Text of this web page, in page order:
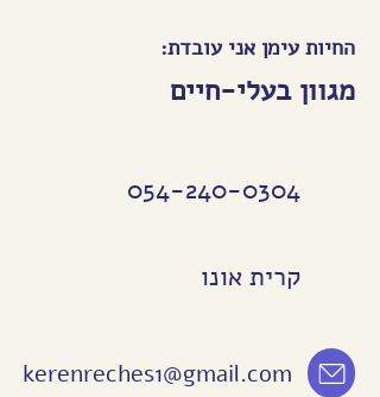
החיות עימן אני עובדת:
מגוון בעלי-חיים
054-240-0304
קרית אונו
kerenreches1@gmail.com